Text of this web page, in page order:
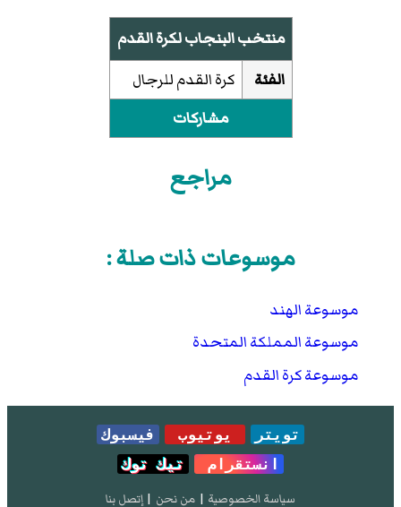
منتخب البنجاب لكرة القدم
الفئة
كرة القدم للرجال
مشاركات
مراجع
موسوعات ذات صلة :
موسوعة الهند
موسوعة المملكة المتحدة
موسوعة كرة القدم
تويتر يوتيوب
فيسبوك
انستقرام
تيك توك
سياسة الخصوصية | من نحن | إتصل بنا